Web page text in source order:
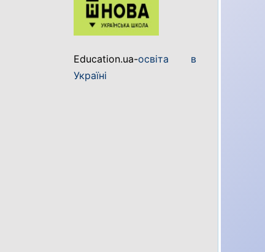
Education.ua-освіта в
Україні